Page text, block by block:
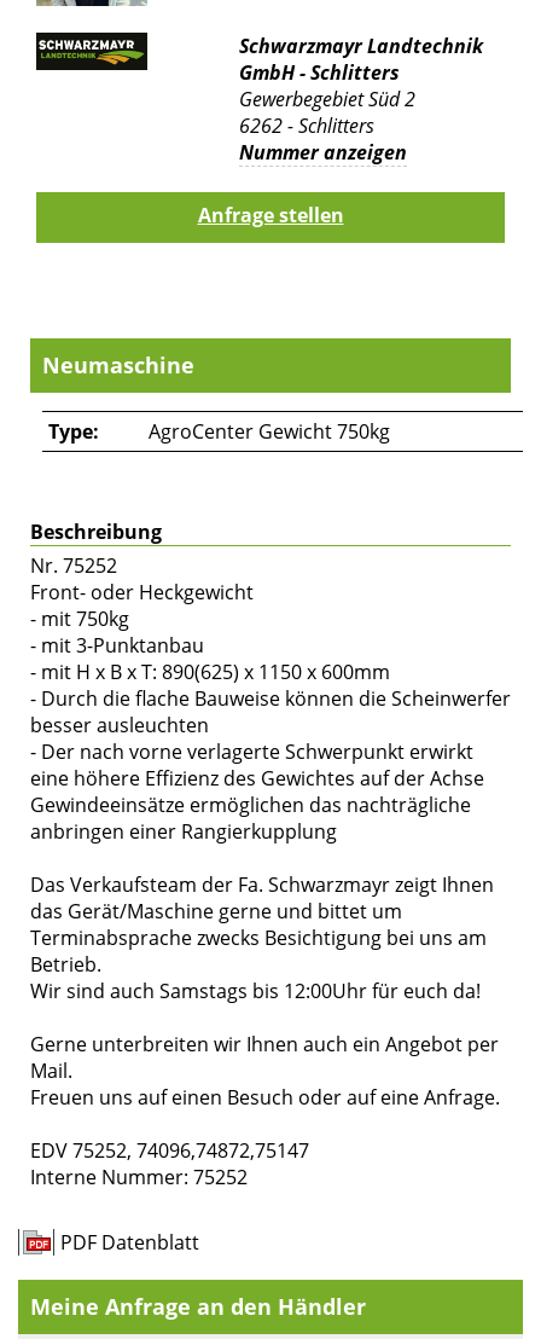
Schwarzmayr Landtechnik
GmbH - Schlitters
Gewerbegebiet Süd 2
6262 - Schlitters
Nummer anzeigen
Neumaschine
Type: AgroCenter Gewicht 750kg
Beschreibung
Nr. 75252
Front- oder Heckgewicht
- mit 750kg
- mit 3-Punktanbau
- mit H x B x T: 890(625) x 1150 x 600mm
- Durch die flache Bauweise können die Scheinwerfer
besser ausleuchten
- Der nach vorne verlagerte Schwerpunkt erwirkt
eine höhere Effizienz des Gewichtes auf der Achse
Gewindeeinsätze ermöglichen das nachträgliche
anbringen einer Rangierkupplung
Das Verkaufsteam der Fa. Schwarzmayr zeigt Ihnen
das Gerät/Maschine gerne und bittet um
Terminabsprache zwecks Besichtigung bei uns am
Betrieb.
Wir sind auch Samstags bis 12:00Uhr für euch da!
Gerne unterbreiten wir Ihnen auch ein Angebot per
Mail.
Freuen uns auf einen Besuch oder auf eine Anfrage.
EDV 75252, 74096,74872,75147
Interne Nummer: 75252
PDF Datenblatt
Meine Anfrage an den Händler